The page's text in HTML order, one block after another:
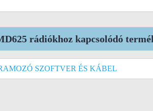
rádiókhoz kapcsolódó
SZOFTVER ÉS KÁBEL